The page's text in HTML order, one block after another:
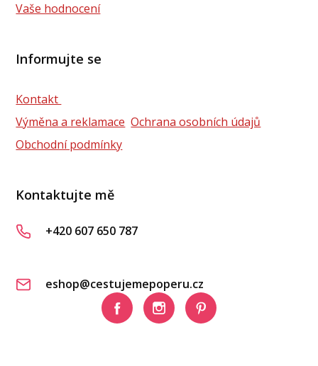
Vaše hodnocení
Informujte se
Kontakt
Výměna a reklamace Ochrana osobních údajů
Obchodní podmínky
Kontaktujte mě
+420 607 650 787
eshop@cestujemepoperu.cz